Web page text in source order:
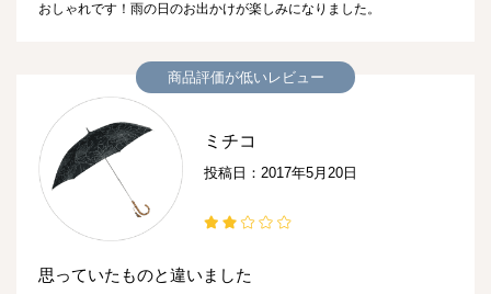
おしゃれです！雨の日のお出かけが楽しみになりました。
商品評価が低いレビュー
ミチコ
投稿日：2017年5月20日
思っていたものと違いました